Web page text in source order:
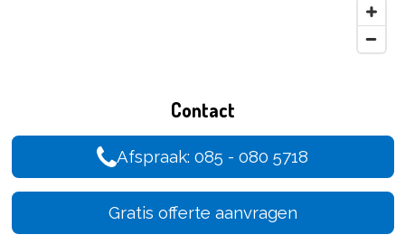
Contact
Afspraak: 085 - 080 5718
Gratis offerte aanvragen